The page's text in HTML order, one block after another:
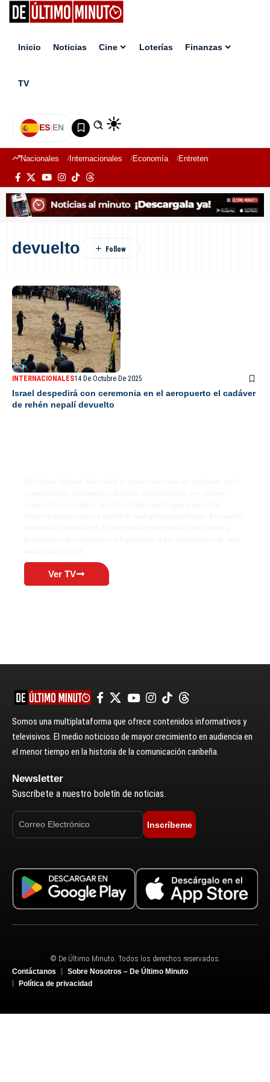
Inicio Noticias Cine Loterías Finanzas
TV
ES|EN
Nacionales Internacionales Economía Entretenimiento
devuelto
INTERNACIONALES14 De Octubre De 2025
Israel despedirá con ceremonia en el aeropuerto el cadáver
de rehén nepalí devuelto
Ver TV
Somos una multiplataforma que ofrece contenidos informativos y
televisivos. El medio noticioso de mayor crecimiento en audiencia en
el menor tiempo en la historia de la comunicación caribeña.
Newsletter
Suscríbete a nuestro boletín de noticias.
Inscríbeme
© De Último Minuto. Todos los derechos reservados.
Contáctanos
Sobre Nosotros – De Último Minuto
Política de privacidad